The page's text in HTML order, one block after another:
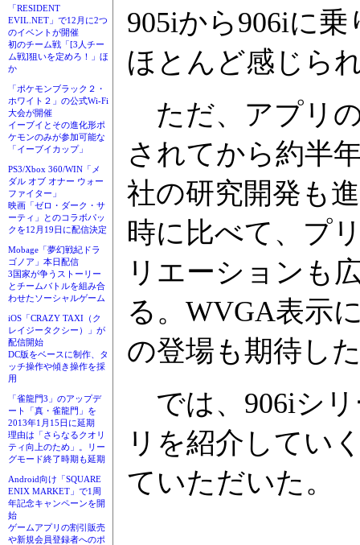
「RESIDENT
EVIL.NET」で12月に2つ
のイベントが開催
初のチーム戦「[3人チー
ム戦]狙いを定めろ！」ほ
か
「ポケモンブラック２・
ホワイト２」の公式Wi-Fi
大会が開催
イーブイとその進化形ポ
ケモンのみが参加可能な
「イーブイカップ」
PS3/Xbox 360/WIN「メ
ダル オブ オナー ウォー
ファイター」
映画「ゼロ・ダーク・サ
ーティ」とのコラボパッ
クを12月19日に配信決定
Mobage「夢幻戦紀ドラ
ゴノア」本日配信
3国家が争うストーリー
とチームバトルを組み合
わせたソーシャルゲーム
iOS「CRAZY TAXI（ク
レイジータクシー）」が
配信開始
DC版をベースに制作、タ
ッチ操作や傾き操作を採
用
「雀龍門3」のアップデ
ート「真・雀龍門」を
2013年1月15日に延期
理由は「さらなるクオリ
ティ向上のため」。リー
グモード終了時期も延期
Android向け「SQUARE
ENIX MARKET」で1周
年記念キャンペーンを開
始
ゲームアプリの割引販売
や新規会員登録者へのポ
905iから906iに
ほとんど感じら
ただ、アプリ
されてから約半
社の研究開発も
時に比べて、プ
リエーションも
る。WVGA表示
の登場も期待し
では、906iシ
リを紹介してい
ていただいた。